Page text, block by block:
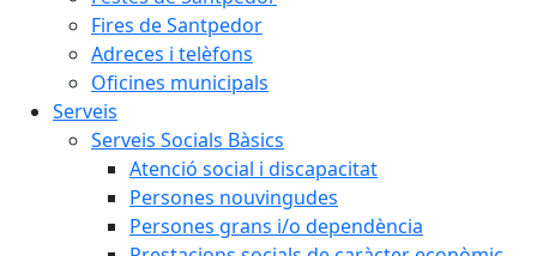
Fires de Santpedor
Adreces i telèfons
Oficines municipals
Serveis
Serveis Socials Bàsics
Atenció social i discapacitat
Persones nouvingudes
Persones grans i/o dependència